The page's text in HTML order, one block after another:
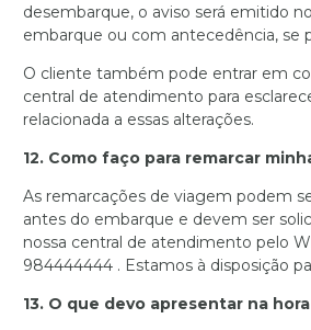
desembarque, o aviso será emitido
embarque ou com antecedência, se
O cliente também pode entrar em
central de atendimento para
relacionada a essas alterações.
12. Como faço para remarcar
As remarcações de viagem podem
antes do embarque e devem ser
nossa central de atendimento pelo
984444444 . Estamos à disposição
13. O que devo apresentar na